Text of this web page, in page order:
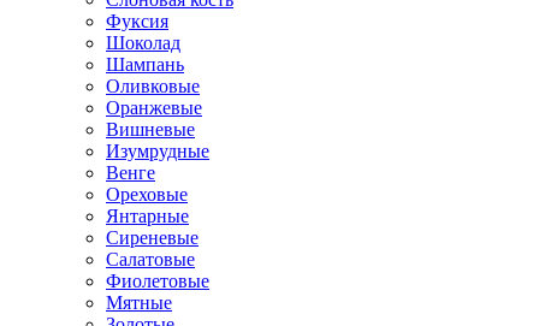
Фуксия
Шоколад
Шампань
Оливковые
Оранжевые
Вишневые
Изумрудные
Венге
Ореховые
Янтарные
Сиреневые
Салатовые
Фиолетовые
Мятные